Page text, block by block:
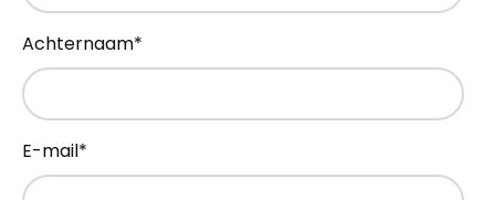
Achternaam*
E-mail*